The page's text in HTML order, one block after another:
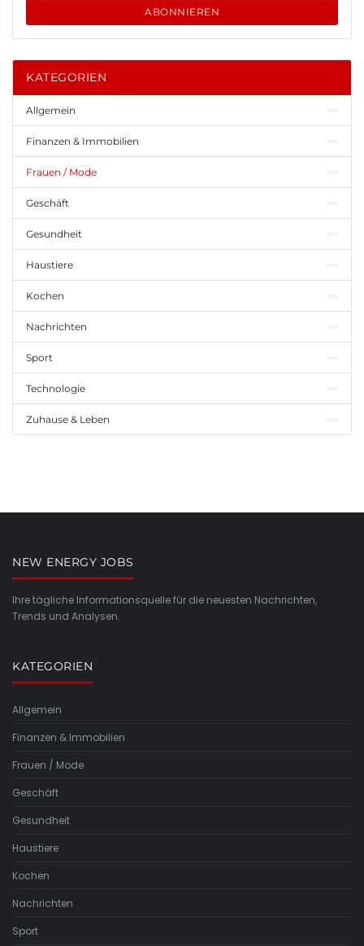
ABONNIEREN
KATEGORIEN
Allgemein
Finanzen & Immobilien
Frauen / Mode
Geschäft
Gesundheit
Haustiere
Kochen
Nachrichten
Sport
Technologie
Zuhause & Leben
NEW ENERGY JOBS
Ihre tägliche Informationsquelle für die neuesten Nachrichten,
Trends und Analysen.
KATEGORIEN
Allgemein
Finanzen & Immobilien
Frauen / Mode
Geschäft
Gesundheit
Haustiere
Kochen
Nachrichten
Sport